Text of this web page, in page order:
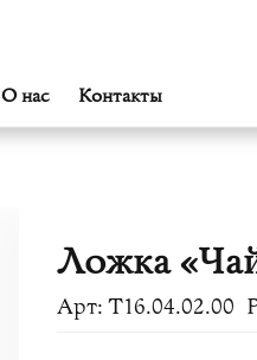
О нас Контакты
Ложка
Арт: Т16.04.02.00